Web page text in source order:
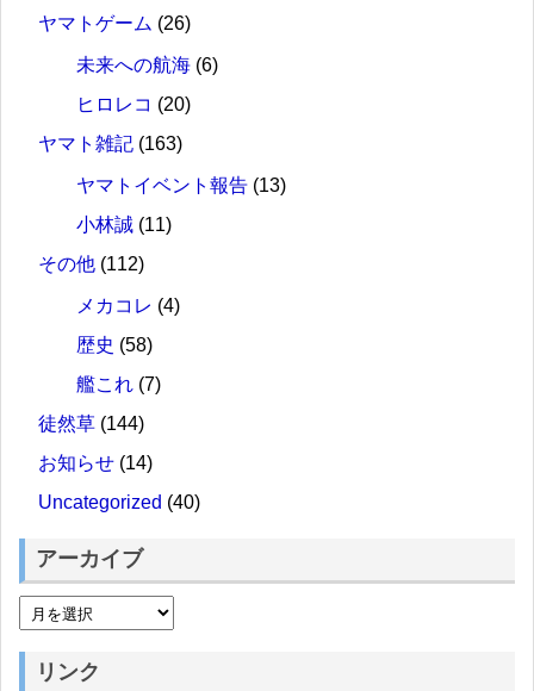
ヤマトゲーム (26)
未来への航海 (6)
ヒロレコ (20)
ヤマト雑記 (163)
ヤマトイベント報告 (13)
小林誠 (11)
その他 (112)
メカコレ (4)
歴史 (58)
艦これ (7)
徒然草 (144)
お知らせ (14)
Uncategorized (40)
アーカイブ
リンク